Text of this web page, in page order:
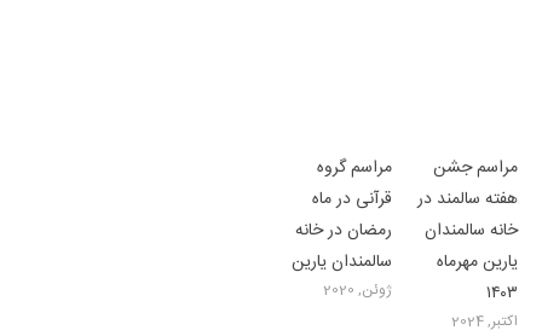
مراسم گروه
قرآنی در ماه
رمضان در خانه
سالمندان یارین
ژوئن, 2020
مراسم جشن
هفته سالمند در
خانه سالمندان
یارین مهرماه
۱۴۰۳
اکتبر, 2024